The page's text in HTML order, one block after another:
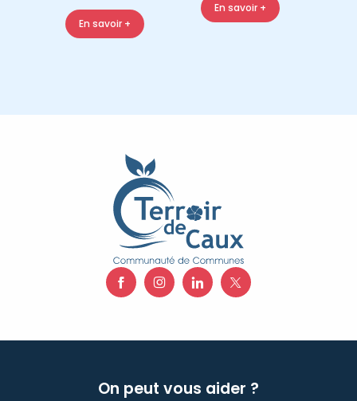
En savoir +
En savoir +
On peut vous aider ?